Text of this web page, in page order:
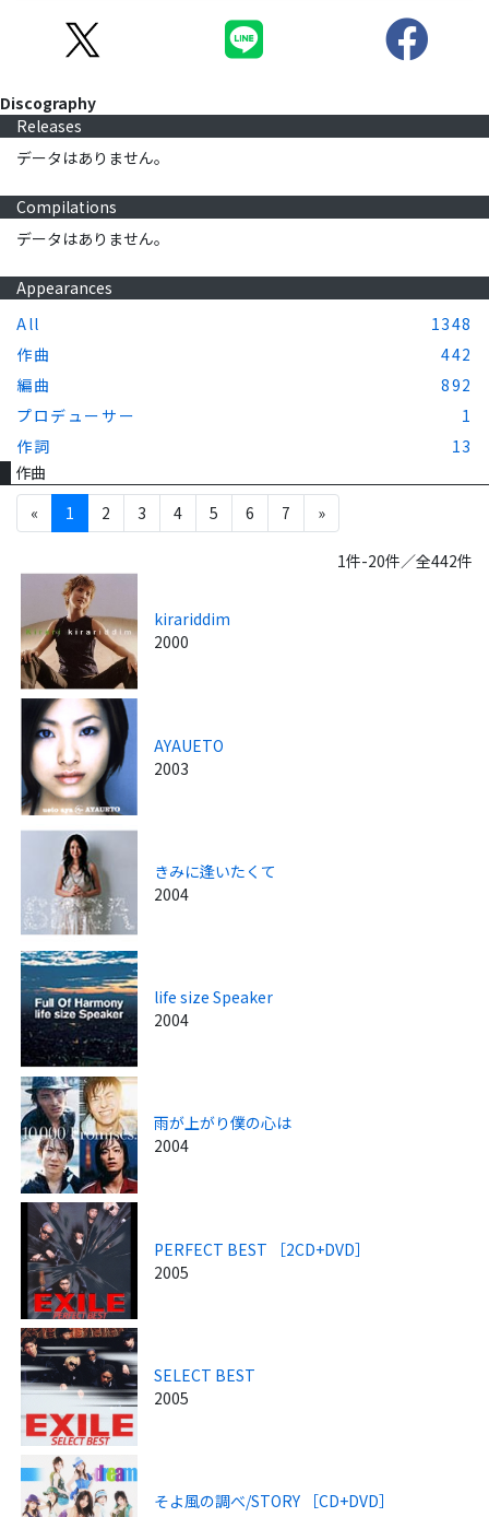
Discography
Releases
データはありません。
Compilations
データはありません。
Appearances
All
1348
作曲
442
編曲
892
プロデューサー
1
作詞
13
作曲
«
1 2 3 4 5 6 7 »
1件-20件／全442件
kirariddim
2000
AYAUETO
2003
きみに逢いたくて
2004
life size Speaker
2004
雨が上がり僕の心は
2004
PERFECT BEST ［2CD+DVD］
2005
SELECT BEST
2005
そよ風の調べ/STORY ［CD+DVD］